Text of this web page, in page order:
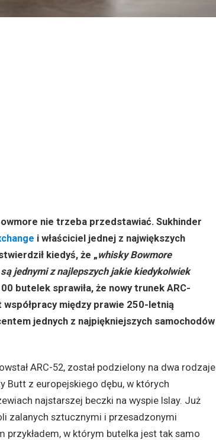
nie trzeba przedstawiać. Sukhinder
i właściciel jednej z największych
kiedyś, że „whisky Bowmore
jednymi z najlepszych jakie kiedykolwiek
butelek sprawiła, że nowy trunek ARC-
między prawie 250-letnią
jednych z najpiękniejszych samochodów
ARC-52, został podzielony na dwa rodzaje
Butt z europejskiego dębu, w których
najstarszej beczki na wyspie Islay. Już
zalanych sztucznymi i przesadzonymi
przykładem, w którym butelka jest tak samo